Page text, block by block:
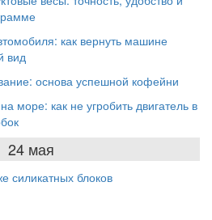
как вернуть машине
вид
основа успешной кофейни
море: как не угробить двигатель в
24 мая
силикатных блоков